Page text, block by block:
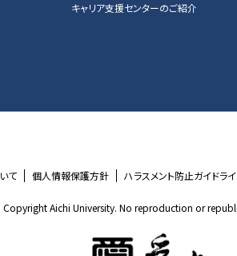
キャリア支援センターのご紹介
て 個人情報保護方針 ハラスメント防止ガイドラ
Copyright Aichi University. No reproduction or